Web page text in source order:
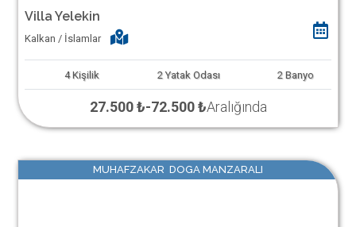
Villa Yelekin
Kalkan / İslamlar
4 Kişilik 2 Yatak Odası 2 Banyo
27.500 ₺-72.500 ₺Aralığında
MUHAFZAKAR DOGA MANZARALI